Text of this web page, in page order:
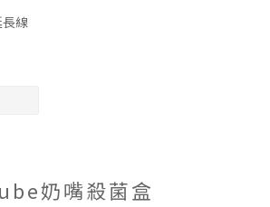
線
奶嘴殺菌盒